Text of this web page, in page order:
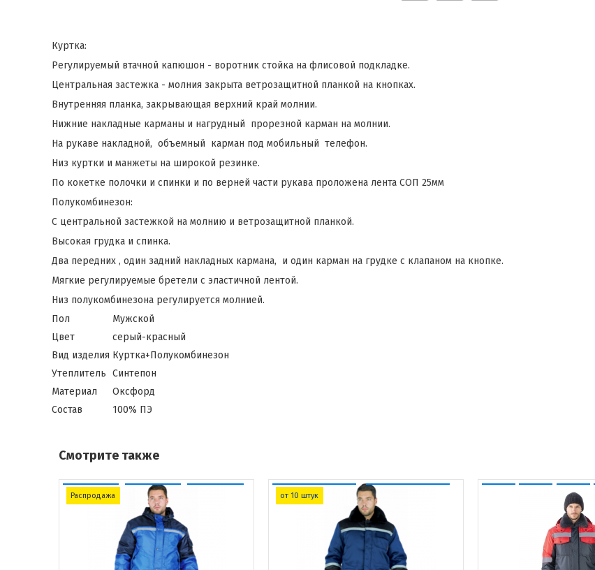
Куртка:
Регулируемый втачной капюшон - воротник стойка на флисовой подкладке.
Центральная застежка - молния закрыта ветрозащитной планкой на кнопках.
Внутренняя планка, закрывающая верхний край молнии.
Нижние накладные карманы и нагрудный прорезной карман на молнии.
На рукаве накладной, объемный карман под мобильный телефон.
Низ куртки и манжеты на широкой резинке.
По кокетке полочки и спинки и по верней части рукава проложена лента СОП 25мм
Полукомбинезон:
С центральной застежкой на молнию и ветрозащитной планкой.
Высокая грудка и спинка.
Два передних , один задний накладных кармана, и один карман на грудке с клапаном на кнопке.
Мягкие регулируемые бретели с эластичной лентой.
Низ полукомбинезона регулируется молнией.
Пол
Мужской
Цвет
серый-красный
Вид изделия Куртка+Полукомбинезон
Утеплитель Синтепон
Материал
Оксфорд
Состав
100% ПЭ
Смотрите также
Распродажа от 10 штук